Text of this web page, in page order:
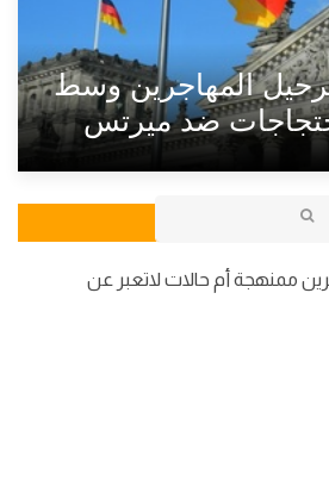
ترحيل المهاجرين وسط
ضد ميرتس
ممنهجة أم حالات لاتعبر عن